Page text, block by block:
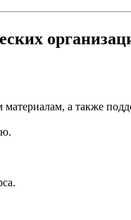
а также